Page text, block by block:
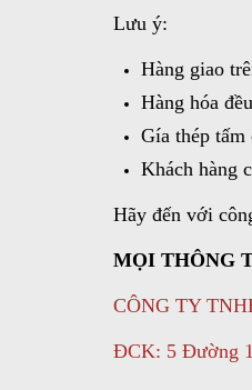
Lưu ý:
Hàng giao
Hàng hóa
Gía thép
Khách hàng
Hãy đến với
MỌI THÔNG
CÔNG TY
ĐCK: 5 Đường